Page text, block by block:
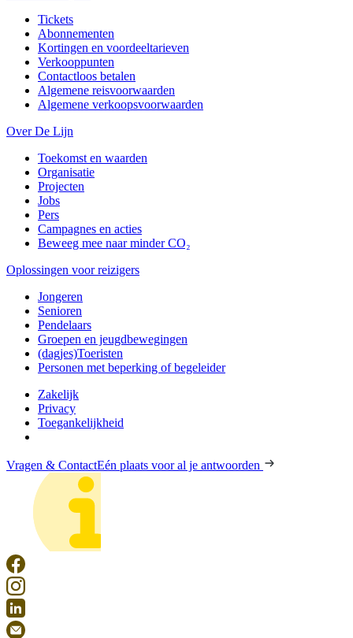
Tickets
Abonnementen
Kortingen en voordeeltarieven
Verkooppunten
Contactloos betalen
Algemene reisvoorwaarden
Algemene verkoopsvoorwaarden
Over De Lijn
Toekomst en waarden
Organisatie
Projecten
Jobs
Pers
Campagnes en acties
Beweeg mee naar minder CO₂
Oplossingen voor reizigers
Jongeren
Senioren
Pendelaars
Groepen en jeugdbewegingen
(dagjes)Toeristen
Personen met beperking of begeleider
Zakelijk
Privacy
Toegankelijkheid
Vragen & ContactEén plaats voor al je antwoorden